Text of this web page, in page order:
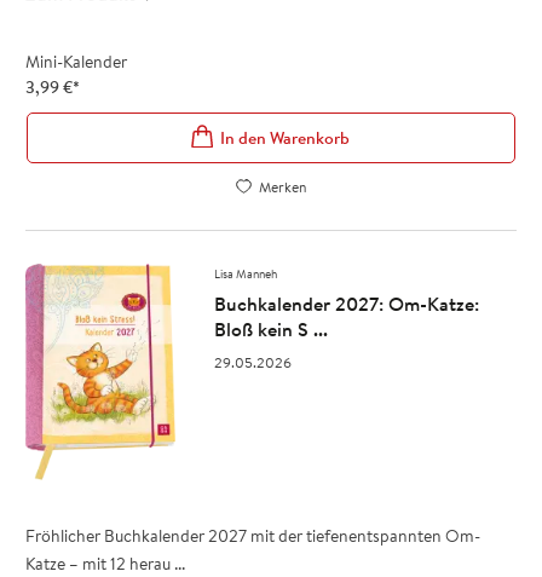
Mini-Kalender
3,99€*
In den Warenkorb
Merken
Lisa Manneh
Buchkalender 2027: Om-Katze:
Bloß kein S ...
29.05.2026
Fröhlicher Buchkalender 2027 mit der tiefenentspannten Om-
Katze – mit 12 herau ...